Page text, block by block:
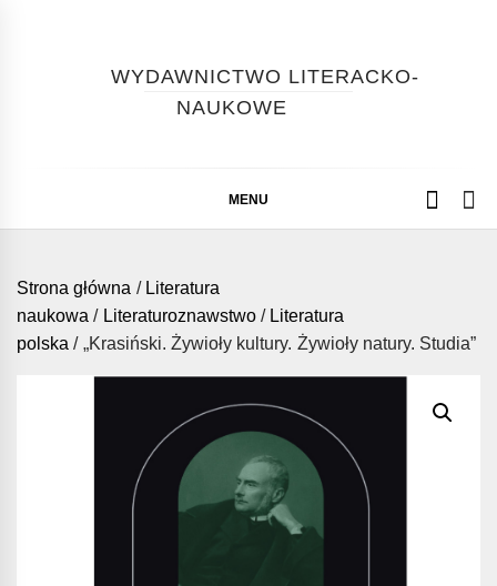
WYDAWNICTWO LITERACKO-
NAUKOWE
MENU
Strona główna / Literatura
naukowa / Literaturoznawstwo/ Literatura
polska / „Krasiński. Żywioły kultury. Żywioły natury. Studia”